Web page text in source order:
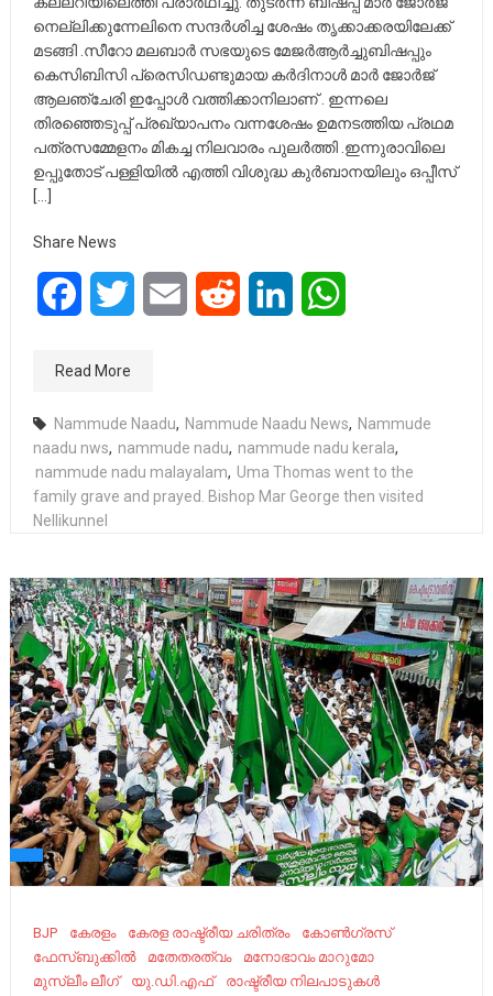
നെല്ലിക്കുന്നേലിനെ സന്ദർശിച്ച ശേഷം തൃക്കാക്കരയിലേക്ക്
മടങ്ങി .സീറോ മലബാർ സഭയുടെ മേജർആർച്ചുബിഷപ്പും
കെസിബിസി പ്രെസിഡണ്ടുമായ കർദിനാൾ മാർ ജോർജ്
ആലഞ്ചേരി ഇപ്പോൾ വത്തിക്കാനിലാണ് . ഇന്നലെ
തിരഞ്ഞെടുപ്പ് പ്രഖ്യാപനം വന്നശേഷം ഉമനടത്തിയ പ്രഥമ
പത്രസമ്മേളനം മികച്ച നിലവാരം പുലർത്തി .ഇന്നുരാവിലെ
ഉപ്പുതോട് പള്ളിയിൽ എത്തി വിശുദ്ധ കുർബാനയിലും ഒപ്പീസ്
[…]
Share News
FacebookTwitter Email Reddit LinkedIn
Read More
Nammude Naadu, Nammude Naadu News, Nammude
naadu nws, nammude nadu, nammude nadu kerala,
nammude nadu malayalam, Uma Thomas went to the
family grave and prayed. Bishop Mar George then visited
Nellikunnel
BJP കേരളം കേരള രാഷ്ട്രീയ ചരിത്രം
കോണ്‍ഗ്രസ്
ഫേസ്ബുക്കിൽ
മതേതരത്വം
മനോഭാവം മാറുമോ
മുസ്ലീം ലീഗ്
യു.ഡി.എഫ്
രാഷ്ട്രീയ നിലപാടുകൾ